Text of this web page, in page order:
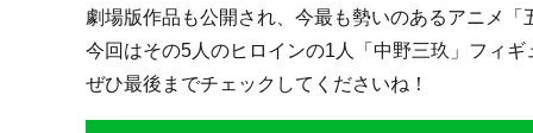
劇場版作品も公開され、今最も勢いのあるアニメ「
今回はその5人のヒロインの1人「中野三玖」フィ
ぜひ最後までチェックしてくださいね！